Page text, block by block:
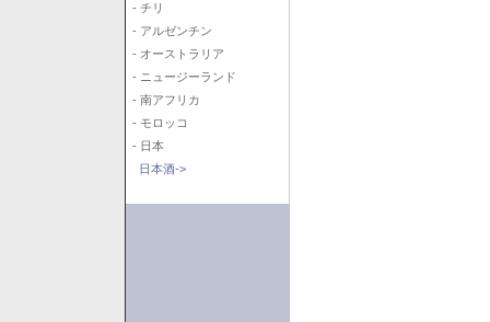
- チリ
- アルゼンチン
- オーストラリア
- ニュージーランド
- 南アフリカ
- モロッコ
- 日本
日本酒->